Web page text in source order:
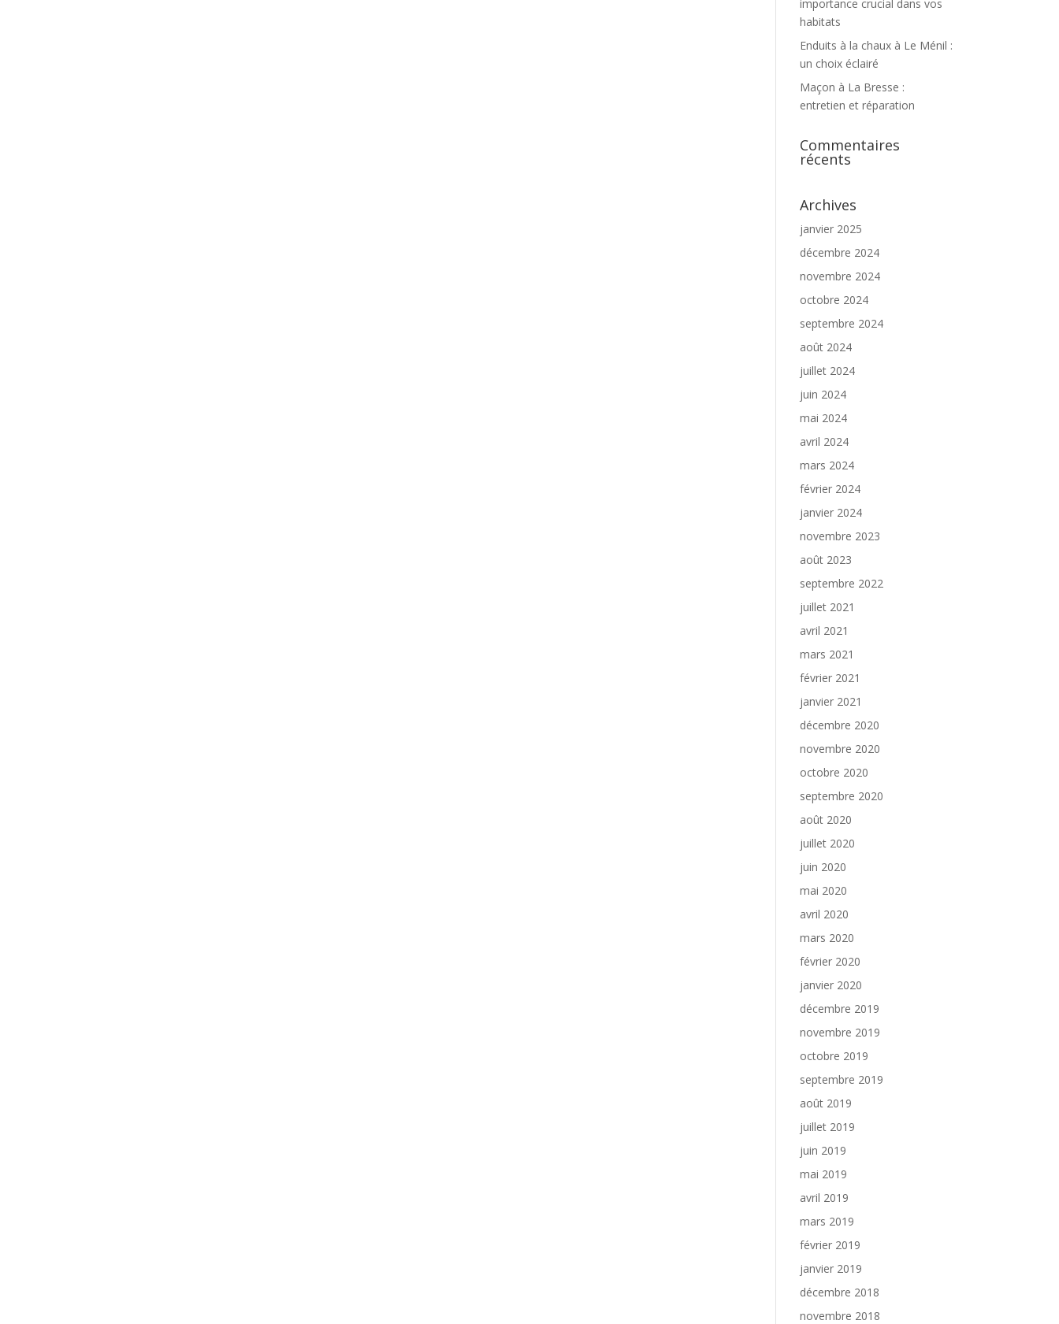
importance crucial dans vos
habitats
Enduits à la chaux à Le Ménil :
un choix éclairé
Maçon à La Bresse :
entretien et réparation
Commentaires
récents
Archives
janvier 2025
décembre 2024
novembre 2024
octobre 2024
septembre 2024
août 2024
juillet 2024
juin 2024
mai 2024
avril 2024
mars 2024
février 2024
janvier 2024
novembre 2023
août 2023
septembre 2022
juillet 2021
avril 2021
mars 2021
février 2021
janvier 2021
décembre 2020
novembre 2020
octobre 2020
septembre 2020
août 2020
juillet 2020
juin 2020
mai 2020
avril 2020
mars 2020
février 2020
janvier 2020
décembre 2019
novembre 2019
octobre 2019
septembre 2019
août 2019
juillet 2019
juin 2019
mai 2019
avril 2019
mars 2019
février 2019
janvier 2019
décembre 2018
novembre 2018